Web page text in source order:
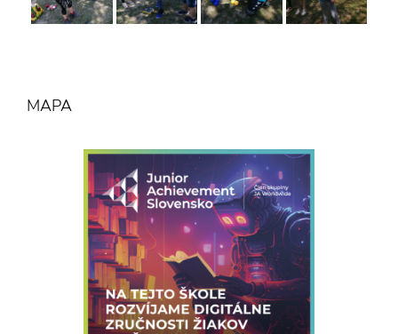
MAPA